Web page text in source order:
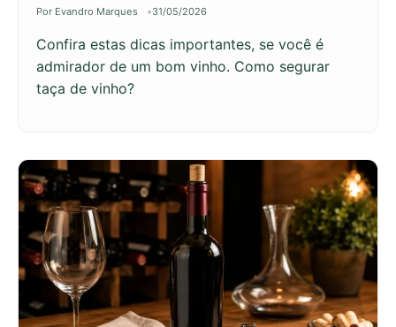
Por Evandro Marques 31/05/2026
Confira estas dicas importantes, se você é
admirador de um bom vinho. Como segurar
taça de vinho?